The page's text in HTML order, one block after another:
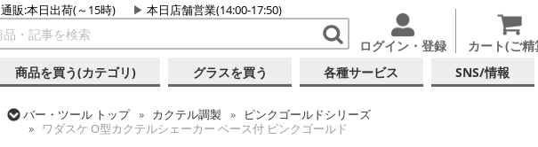
通販:本日出荷(～15時) 本日店舗営業(14:00-17:50)
ログイン・登録 カート(ご精
商品を買う(カテゴリ) グラスを買う 各種サービス SNS/情報
バー・ツール トップ カクテル調製
ピンクゴールドシリーズ
ワダスケ O型カクテルシェーカー ベース付 ピンクゴールド